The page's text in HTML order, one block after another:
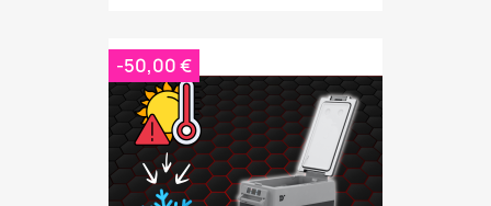
-50,00 €